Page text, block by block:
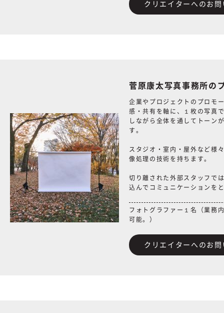
クリエイターへのお
菅原康太写真事務所の
企業やプロジェクトのプロモ
感・共有を軸に、１枚の写真
しながら全体を通してトーン
す。
スタジオ・室内・屋外など様
像処理の技術を持ちます。
切り離された外部スタッフで
込んでコミュニケーションを
フォトグラファー１名（業務
可能。）
クリエイターへのお